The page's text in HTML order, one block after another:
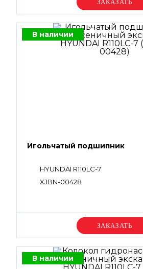
В наличии
Игольчатый подшипник
HYUNDAI R110LC-7
XJBN-00428
Уточняйте цену
В наличии